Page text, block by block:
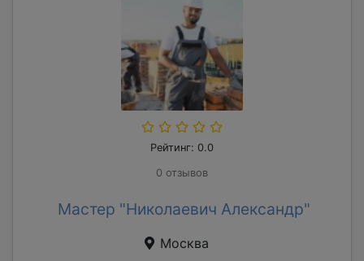
Рейтинг: 0.0
0 отзывов
Мастер "Николаевич Александр"
Москва